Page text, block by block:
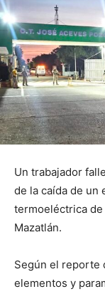
Un trabajador
de la caída de un
termoeléctrica de
Mazatlán.
Según el reporte
elementos y